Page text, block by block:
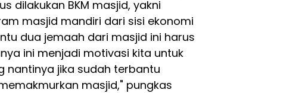
dilakukan BKM masjid, yakni
masjid mandiri dari sisi ekonomi
dua jemaah dari masjid ini harus
ini menjadi motivasi kita untuk
nantinya jika sudah terbantu
masjid," pungkas